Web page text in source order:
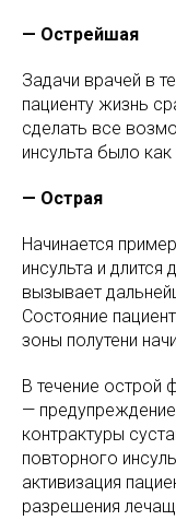
— Острейшая
Задачи врачей в
пациенту жизнь
сделать все
инсульта было
— Острая
Начинается
инсульта и длится
вызывает
Состояние
зоны полутени
В течение острой
—
контрактуры
повторного
активизация
разрешения